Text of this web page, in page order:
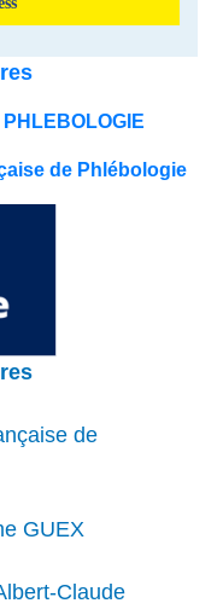
de Phlébologie
de
GUEX
Claude